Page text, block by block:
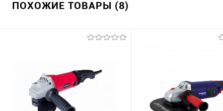
ПОХОЖИЕ ТОВАРЫ (8)